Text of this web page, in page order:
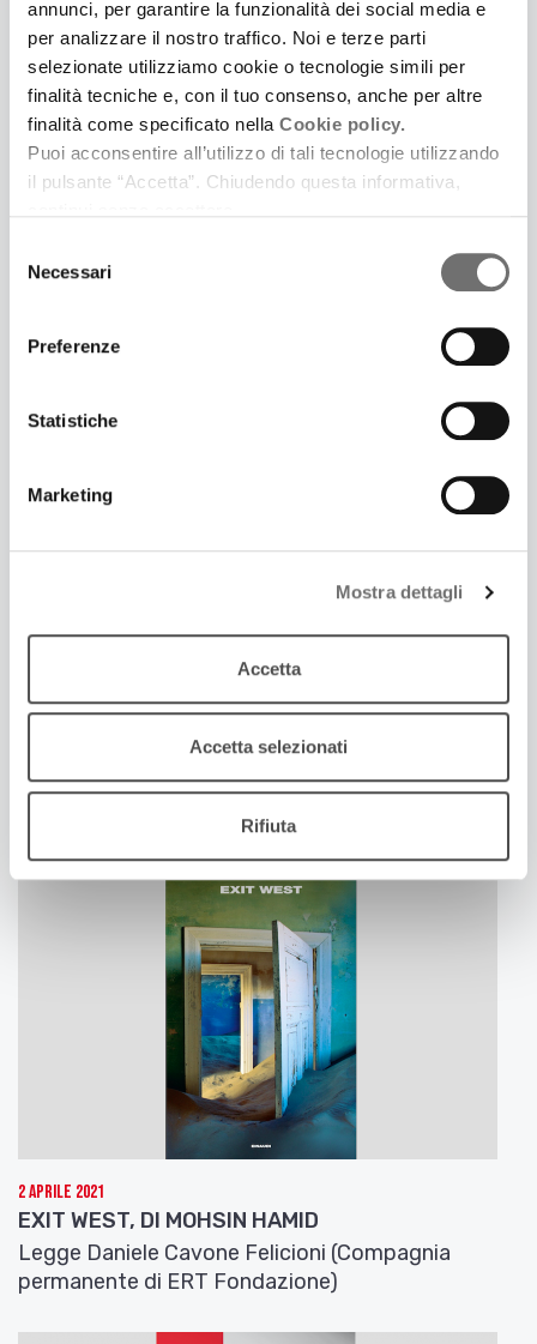
annunci, per garantire la funzionalità dei social media e
per analizzare il nostro traffico. Noi e terze parti
selezionate utilizziamo cookie o tecnologie simili per
finalità tecniche e, con il tuo consenso, anche per altre
finalità come specificato nella Cookie policy.
Puoi acconsentire all’utilizzo di tali tecnologie utilizzando
il pulsante “Accetta”. Chiudendo questa informativa,
delNecessari
Preferenze
Statistiche
Marketing
Mostra dettagli
Accetta
Accetta selezionati
Rifiuta
13 Aprile 2021
"La banalità del male" è libro scelto dalla biblioteca
Raffaella Grimaudo
7 Aprile 2021
NEL PROFONDO, DI DAISY JOHNSON
Legge Diana Manea (Compagnia permanente di
2 Aprile 2021
EXIT WEST, DI MOHSIN HAMID
Legge Daniele Cavone Felicioni (Compagnia
permanente di ERT Fondazione)